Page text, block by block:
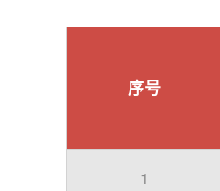
序号
1